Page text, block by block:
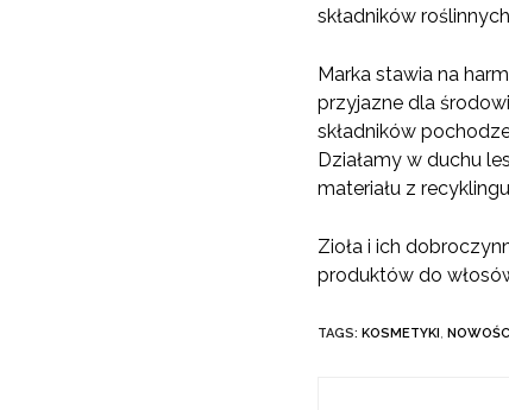
składników
Marka stawia na
przyjazne dla
składników
Działamy w duchu
materiału z
Zioła i ich
produktów do
TAGS: KOSMETYKI,